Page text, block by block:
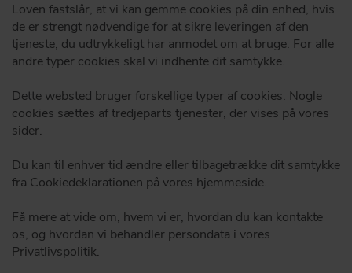
Loven fastslår, at vi kan gemme cookies på din enhed, hvis
de er strengt nødvendige for at sikre leveringen af den
tjeneste, du udtrykkeligt har anmodet om at bruge. For alle
andre typer cookies skal vi indhente dit samtykke.
Dette websted bruger forskellige typer af cookies. Nogle
cookies sættes af tredjeparts tjenester, der vises på vores
sider.
Du kan til enhver tid ændre eller tilbagetrække dit samtykke
fra Cookiedeklarationen på vores hjemmeside.
Få mere at vide om, hvem vi er, hvordan du kan kontakte
os, og hvordan vi behandler persondata i vores
Privatlivspolitik.